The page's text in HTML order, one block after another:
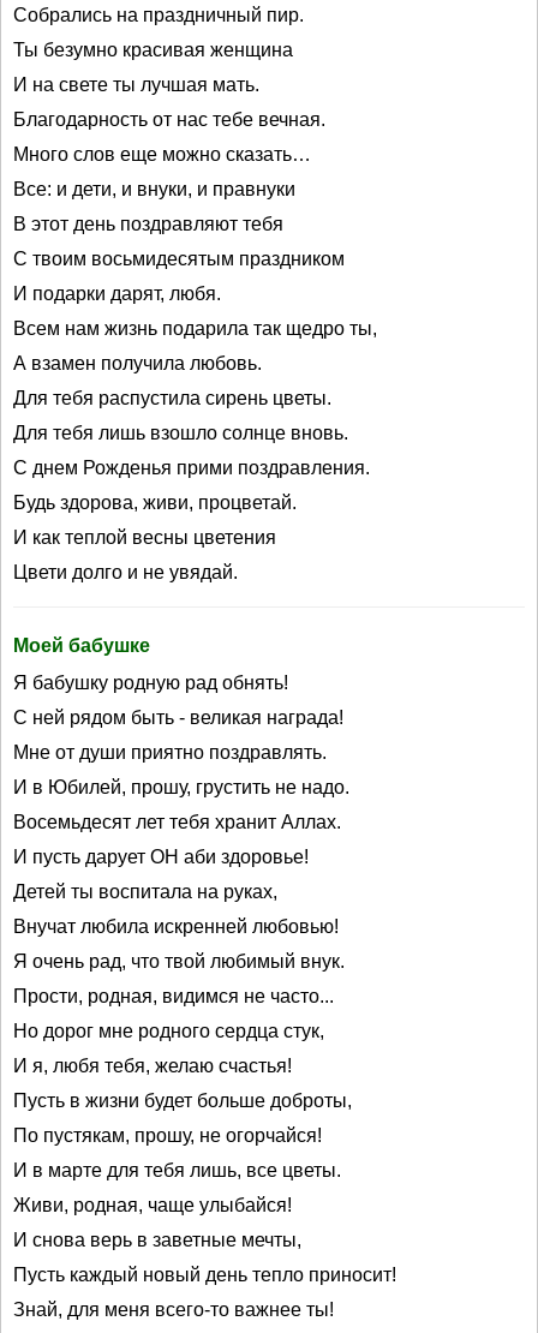
Собрались на праздничный пир.
Ты безумно красивая женщина
И на свете ты лучшая мать.
Благодарность от нас тебе вечная.
Много слов еще можно сказать…
Все: и дети, и внуки, и правнуки
В этот день поздравляют тебя
С твоим восьмидесятым праздником
И подарки дарят, любя.
Всем нам жизнь подарила так щедро ты,
А взамен получила любовь.
Для тебя распустила сирень цветы.
Для тебя лишь взошло солнце вновь.
С днем Рожденья прими поздравления.
Будь здорова, живи, процветай.
И как теплой весны цветения
Цвети долго и не увядай.
Моей бабушке
Я бабушку родную рад обнять!
С ней рядом быть - великая награда!
Мне от души приятно поздравлять.
И в Юбилей, прошу, грустить не надо.
Восемьдесят лет тебя хранит Аллах.
И пусть дарует ОН аби здоровье!
Детей ты воспитала на руках,
Внучат любила искренней любовью!
Я очень рад, что твой любимый внук.
Прости, родная, видимся не часто...
Но дорог мне родного сердца стук,
И я, любя тебя, желаю счастья!
Пусть в жизни будет больше доброты,
По пустякам, прошу, не огорчайся!
И в марте для тебя лишь, все цветы.
Живи, родная, чаще улыбайся!
И снова верь в заветные мечты,
Пусть каждый новый день тепло приносит!
Знай, для меня всего-то важнее ты!